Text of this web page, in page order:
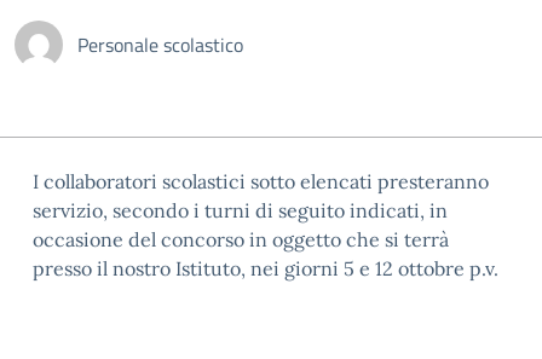
Personale scolastico
I collaboratori scolastici sotto elencati presteranno
servizio, secondo i turni di seguito indicati, in
occasione del concorso in oggetto che si terrà
presso il nostro Istituto, nei giorni 5 e 12 ottobre p.v.